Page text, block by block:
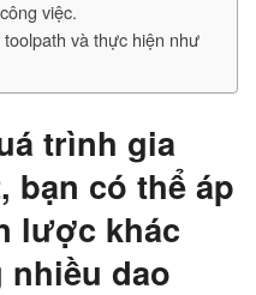
việc.
và thực hiện như
trình gia
bạn có thể áp
lược khác
dao